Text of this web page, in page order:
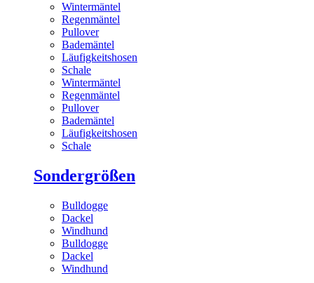
Wintermäntel
Regenmäntel
Pullover
Bademäntel
Läufigkeitshosen
Schale
Wintermäntel
Regenmäntel
Pullover
Bademäntel
Läufigkeitshosen
Schale
Sondergrößen
Bulldogge
Dackel
Windhund
Bulldogge
Dackel
Windhund